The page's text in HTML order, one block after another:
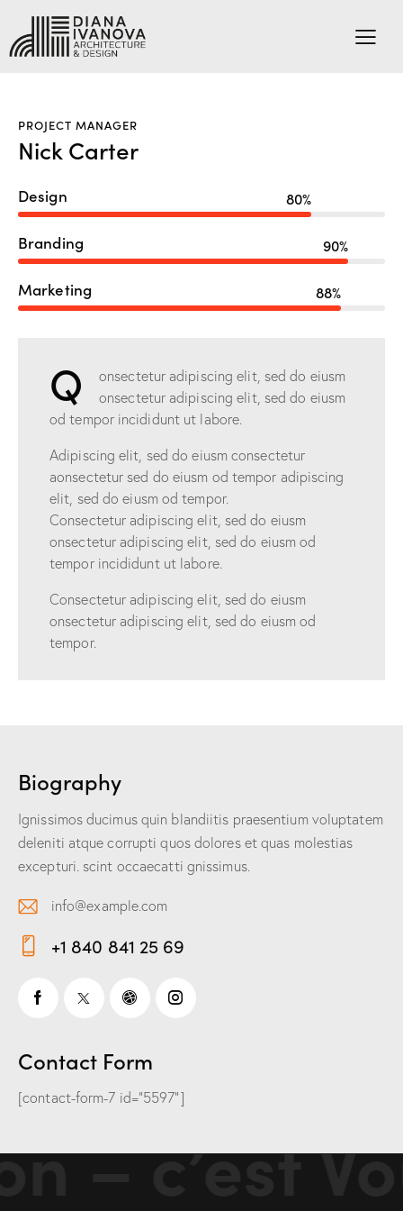
PROJECT MANAGER
Nick Carter
Design 80%
Branding 90%
Marketing 88%
Q
onsectetur adipiscing elit, sed do eiusm
onsectetur adipiscing elit, sed do eiusm
od tempor incididunt ut labore.
Adipiscing elit, sed do eiusm consectetur
aonsectetur sed do eiusm od tempor adipiscing
elit, sed do eiusm od tempor.
Consectetur adipiscing elit, sed do eiusm
onsectetur adipiscing elit, sed do eiusm od
tempor incididunt ut labore.
Consectetur adipiscing elit, sed do eiusm
onsectetur adipiscing elit, sed do eiusm od
tempor.
Biography
Ignissimos ducimus quin blandiitis praesentium voluptatem
deleniti atque corrupti quos dolores et quas molestias
excepturi. scint occaecatti gnissimus.
E-
m
info@example.com
on
+1 840 841 25 69
Contact Form
[contact-form-7 id="5597"]
– c’est